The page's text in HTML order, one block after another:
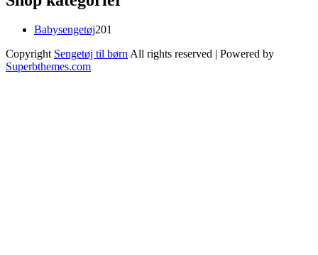
Babysengetøj201
Copyright Sengetøj til børnAll rights reserved | Powered by
Superbthemes.com